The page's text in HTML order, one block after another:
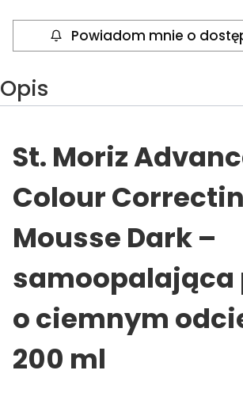
Powiadom mnie o
Opis
St. Moriz
Colour
Mousse Dark –
samoopalająca
o ciemnym
200 ml